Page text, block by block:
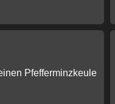
Pfefferminzkeule